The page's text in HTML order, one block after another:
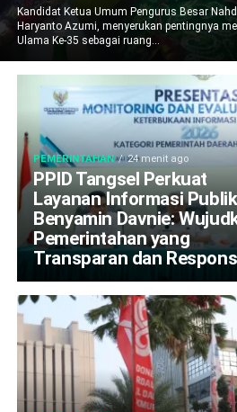
Kandidat Ketua Umum Pengurus Besar
Haryanto Azumi, menyerukan pentingnya
Ulama Ke-35 sebagai ruang...
PEMERINTAHAN 24 menit ago
PPID Tangsel Perkuat
Layanan Informasi
Benyamin Davnie:
Pemerintahan yang
Transparan dan